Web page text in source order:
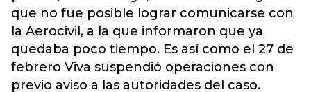
que no fue posible lograr comunicarse con
la Aerocivil, a la que informaron que ya
quedaba poco tiempo. Es así como el 27 de
febrero Viva suspendió operaciones con
previo aviso a las autoridades del caso.